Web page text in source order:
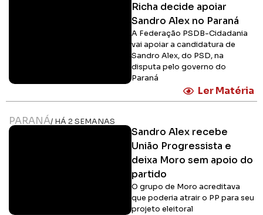
Richa decide apoiar
Sandro Alex no Paraná
A Federação PSDB-Cidadania
vai apoiar a candidatura de
Sandro Alex, do PSD, na
disputa pelo governo do
Paraná
Ler Matéria
PARANÁ/ HÁ 2 SEMANAS
Sandro Alex recebe
União Progressista e
deixa Moro sem apoio do
partido
O grupo de Moro acreditava
que poderia atrair o PP para seu
projeto eleitoral